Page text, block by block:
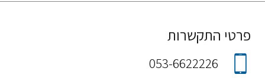
פרטי התקשרות
053-6622226